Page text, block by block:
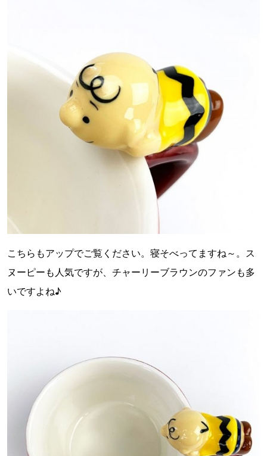
こちらもアップでご覧ください。寝そべってますね～。ス
ヌーピーも人気ですが、チャーリーブラウンのファンも多
いですよね♪